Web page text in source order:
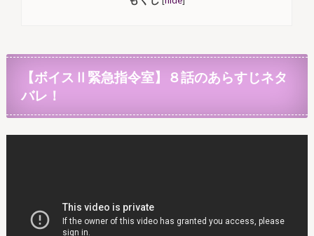
【ボイスⅡ緊急指令室】８話のあらすじネタ
バレ！